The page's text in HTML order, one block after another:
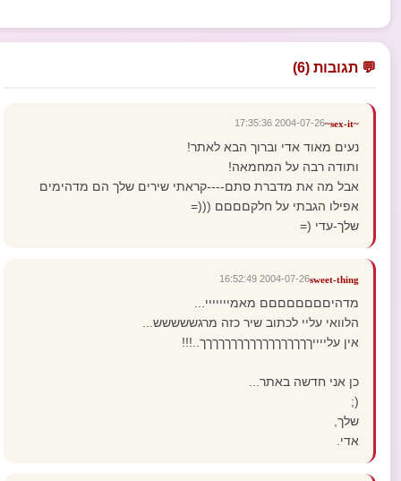
💬 תגובות (6)
~sex-it~
2004-07-26 17:35:36
נעים מאוד אדי וברוך הבא לאתר!
ותודה רבה על המחמאה!
אבל מה את מדברת סתם----קראתי שירים שלך הם מדהימים
אפילו הגבתי על חלקםםםם (((=
שלך-עדי (=
sweet-thing
2004-07-26 16:52:49
מדהיםםםםםםםם מאמייייייי...
הלוואי עליי לכתוב שיר כזה מרגששששש...
אין עלייייךךךךךךךךךךךךךךךךךך..!!!
כן אני חדשה באתר...
(;
שלך,
אדי.